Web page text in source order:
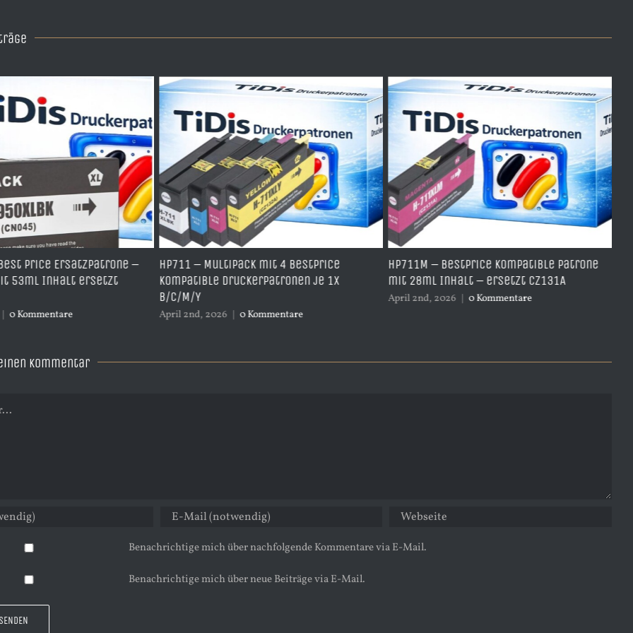
Ersatzpatrone –
Inhalt ersetzt
HP711 – Multipack mit 4 BestPrice
kompatible Druckerpatronen je 1x
B/C/M/Y
April 2nd, 2026 | 0 Kommentare
HP711M – BestPrice kompatible Patrone
mit 28ml Inhalt – ersetzt CZ131A
April 2nd, 2026 | 0 Kommentare
HP711Y
Kommentar
Benachrichtige mich über nachfolgende Kommentare via E-Mail.
Benachrichtige mich über neue Beiträge via E-Mail.